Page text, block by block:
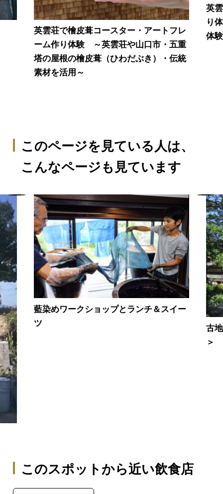
英雲荘で檜皮葺コースター・アートフレ
ーム作り体験 ～英雲荘や山口市・五重
塔の屋根の檜皮葺（ひわだぶき）・伝統
素材を活用～
英
り
体
このページを見ている人は、
こんなページも見ています
藍染めワークショップとランチ＆スイー
ツ
古
＞
このスポットから近い飲食店